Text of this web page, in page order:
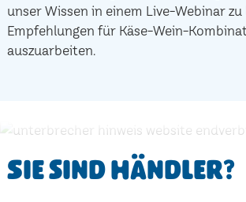
unser Wissen in einem Live-Webinar
Empfehlungen für Käse-Wein-
auszuarbeiten.
Sie sind Händler?